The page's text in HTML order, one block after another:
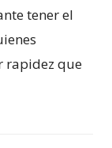
tener el
rapidez que